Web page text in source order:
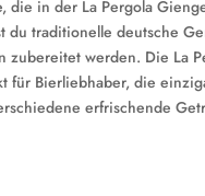
in der La Pergola
traditionelle deutsche
werden. Die La
Bierliebhaber, die
erfrischende